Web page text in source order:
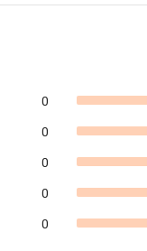
0
0
0
0
0